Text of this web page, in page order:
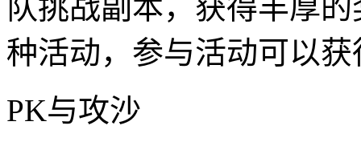
队挑战副本，获得丰厚
种活动，参与活动可以
PK与攻沙